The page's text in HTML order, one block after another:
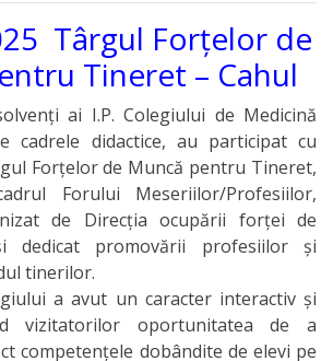
Târgul Forțelor de
Tineret – Cahul
ai I.P. Colegiului de Medicină
cadrele didactice, au participat cu
Forțelor de Muncă pentru Tineret,
Forului Meseriilor/Profesiilor,
de Direcția ocupării forței de
dedicat promovării profesiilor și
tinerilor.
a avut un caracter interactiv și
vizitatorilor oportunitatea de a
competențele dobândite de elevi pe